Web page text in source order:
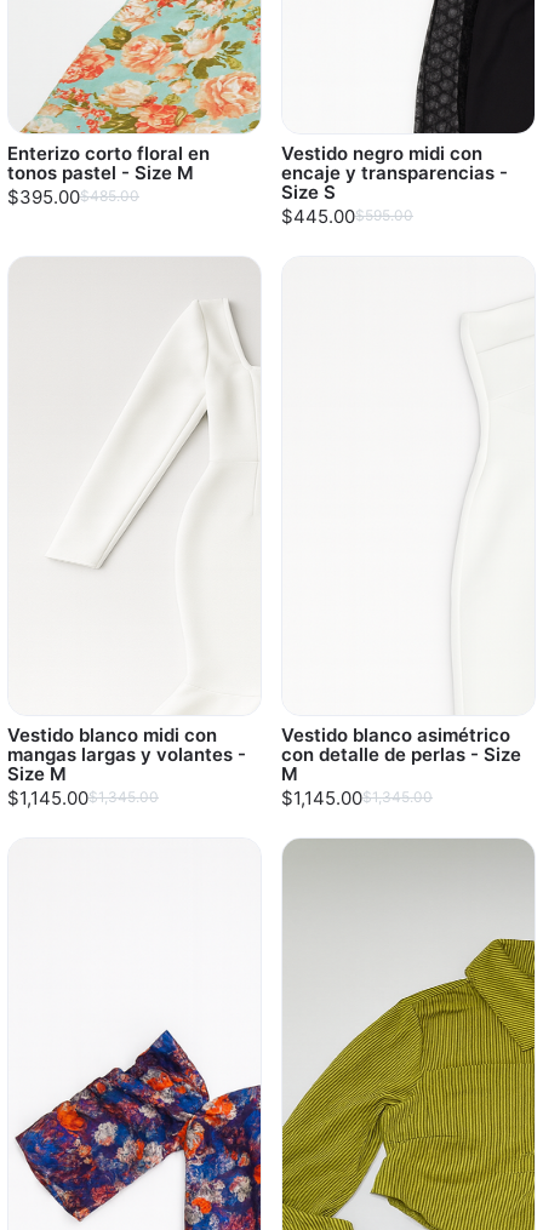
Enterizo corto floral en
tonos pastel - Size M
$395.00$485.00
Vestido negro midi con
encaje y transparencias -
Size S
$445.00$595.00
Vestido blanco midi con
mangas largas y volantes -
Size M
$1,145.00$1,345.00
Vestido blanco asimétrico
con detalle de perlas - Size
M
$1,145.00$1,345.00